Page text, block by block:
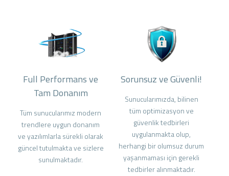
Full Performans ve
Tam Donanım
Tüm sunucularımız modern
trendlere uygun donanım
ve yazılımlarla sürekli olarak
güncel tutulmakta ve sizlere
sunulmaktadır.
Sorunsuz ve Güvenli!
Sunucularımızda, bilinen
tüm optimizasyon ve
güvenlik tedbirleri
uygulanmakta olup,
herhangi bir olumsuz durum
yaşanmaması için gerekli
tedbirler alınmaktadır.